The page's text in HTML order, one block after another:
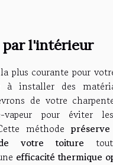
l'intérieur
plus courante pour
à installer des
de votre
pour éviter
méthode
votre toiture
efficacité thermique